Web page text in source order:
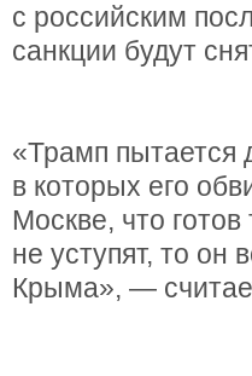
с российским
санкции будут
«Трамп пытается
в которых его
Москве, что
не уступят, то он
Крыма», —